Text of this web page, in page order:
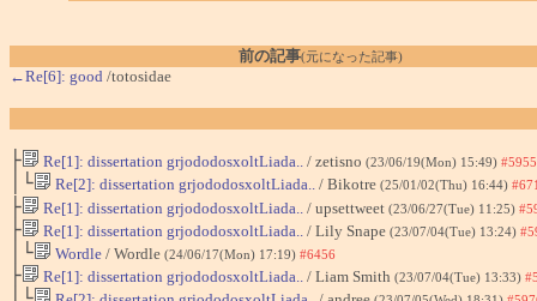
前の記事(元になった記事)
←Re[6]: good /totosidae
├ Re[1]: dissertation grjododosxoltLiada.. / zetisno (23/06/19(Mon) 15:49) #5955
│└ Re[2]: dissertation grjododosxoltLiada.. / Bikotre (25/01/02(Thu) 16:44)
├ Re[1]: dissertation grjododosxoltLiada.. / upsettweet (23/06/27(Tue) 11:25)
├ Re[1]: dissertation grjododosxoltLiada.. / Lily Snape (23/07/04(Tue) 13:24)
│└ Wordle / Wordle (24/06/17(Mon) 17:19) #6456
├ Re[1]: dissertation grjododosxoltLiada.. / Liam Smith (23/07/04(Tue) 13:33)